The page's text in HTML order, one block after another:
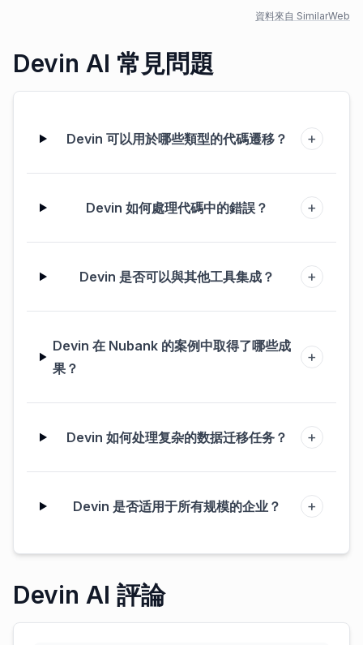
資料來自 SimilarWeb
Devin AI 常見問題
Devin 可以用於哪些類型的代碼遷移？ +
Devin 如何處理代碼中的錯誤？ +
Devin 是否可以與其他工具集成？ +
Devin 在 Nubank 的案例中取得了哪些成
果？
+
Devin 如何处理复杂的数据迁移任务？ +
Devin 是否适用于所有规模的企业？ +
Devin AI 評論